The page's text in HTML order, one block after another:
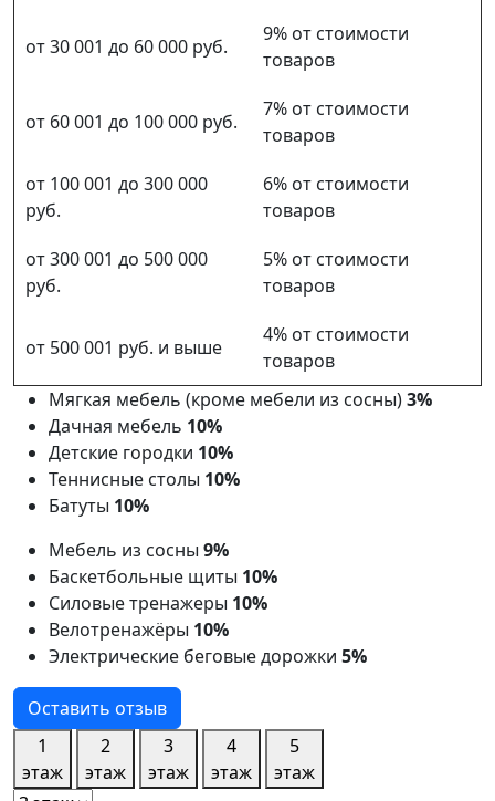
от 30 001 до 60 000 руб.
9% от стоимости
товаров
от 60 001 до 100 000 руб.
7% от стоимости
товаров
от 100 001 до 300 000
руб.
6% от стоимости
товаров
от 300 001 до 500 000
руб.
5% от стоимости
товаров
от 500 001 руб. и выше
4% от стоимости
товаров
Мягкая мебель (кроме мебели из сосны)3%
Дачная мебель 10%
Детские городки 10%
Теннисные столы 10%
Батуты 10%
Мебель из сосны 9%
Баскетбольные щиты 10%
Силовые тренажеры 10%
Велотренажёры 10%
Электрические беговые дорожки 5%
Оставить отзыв
1
этаж
2
этаж
3
этаж
4
этаж
5
этаж